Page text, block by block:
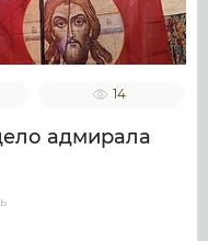
14
адмирала